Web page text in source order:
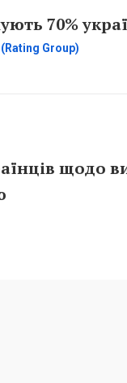
70%
Group)
щодо